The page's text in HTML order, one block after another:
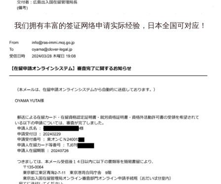
我们拥有丰富的签证网络申请实际经验，日本全国可对应！